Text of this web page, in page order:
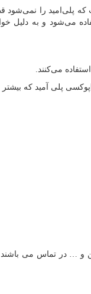
که پلی‌امید را نمی‌شود
استفاده می‌شود و به دلیل
می‌کنند.
پلی آمید که بیشتر
و … در تماس می